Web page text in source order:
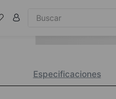
Especificaciones